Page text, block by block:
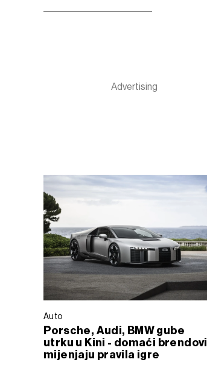
Auto
Porsche, Audi, BMW gube
utrku u Kini - domaći brendovi
mijenjaju pravila igre